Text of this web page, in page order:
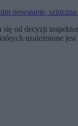
powstanie,
się od decyzji
uzależnione